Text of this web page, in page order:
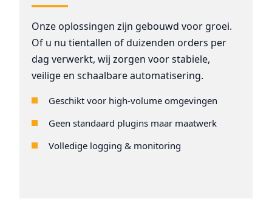
Onze oplossingen zijn gebouwd voor groei.
Of u nu tientallen of duizenden orders per
dag verwerkt, wij zorgen voor stabiele,
veilige en schaalbare automatisering.
Geschikt voor high-volume omgevingen
Geen standaard plugins maar maatwerk
Volledige logging & monitoring